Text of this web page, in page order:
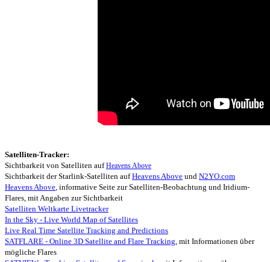
Satelliten-Tracker:
Sichtbarkeit von Satelliten aufHeavens Above
Sichtbarkeit der Starlink-Satelliten aufHeavens Above und N2YO.com
Heavens Above, informative Seite zur Satelliten-Beobachtung und Iridium-
Flares, mit Angaben zur Sichtbarkeit
Satelliten Weltkarte Livetracker
In the Sky - Live World Map of Satellites
Live Real Time Satellite Tracking and Predictions
SATFLARE - Online 3D Satellite and Flare Tracking, mit Informationen über
mögliche Flares